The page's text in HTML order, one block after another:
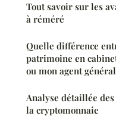
Tout savoir sur les
à réméré
Quelle différence
patrimoine en
ou mon agent
Analyse détaillée
la cryptomonnaie